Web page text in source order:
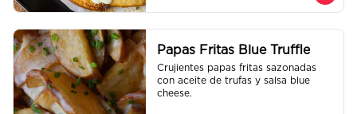
Papas Fritas Blue Truffle
Crujientes papas fritas sazonadas
con aceite de trufas y salsa blue
cheese.